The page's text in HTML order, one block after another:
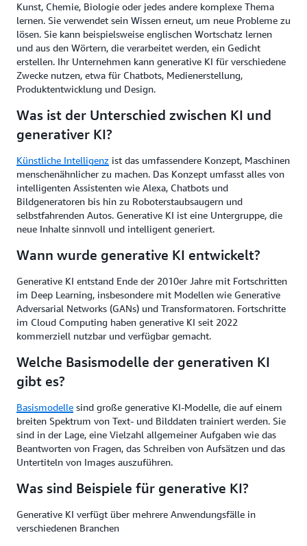
Kunst, Chemie, Biologie oder jedes andere komplexe Thema
lernen. Sie verwendet sein Wissen erneut, um neue Probleme zu
lösen. Sie kann beispielsweise englischen Wortschatz lernen
und aus den Wörtern, die verarbeitet werden, ein Gedicht
erstellen. Ihr Unternehmen kann generative KI für verschiedene
Zwecke nutzen, etwa für Chatbots, Medienerstellung,
Produktentwicklung und Design.
Was ist der Unterschied zwischen KI und
generativer KI?
Künstliche Intelligenz ist das umfassendere Konzept, Maschinen
menschenähnlicher zu machen. Das Konzept umfasst alles von
intelligenten Assistenten wie Alexa, Chatbots und
Bildgeneratoren bis hin zu Roboterstaubsaugern und
selbstfahrenden Autos. Generative KI ist eine Untergruppe, die
neue Inhalte sinnvoll und intelligent generiert.
Wann wurde generative KI entwickelt?
Generative KI entstand Ende der 2010er Jahre mit Fortschritten
im Deep Learning, insbesondere mit Modellen wie Generative
Adversarial Networks (GANs) und Transformatoren. Fortschritte
im Cloud Computing haben generative KI seit 2022
kommerziell nutzbar und verfügbar gemacht.
Welche Basismodelle der generativen KI
gibt es?
Basismodelle sind große generative KI-Modelle, die auf einem
breiten Spektrum von Text- und Bilddaten trainiert werden. Sie
sind in der Lage, eine Vielzahl allgemeiner Aufgaben wie das
Beantworten von Fragen, das Schreiben von Aufsätzen und das
Untertiteln von Images auszuführen.
Was sind Beispiele für generative KI?
Generative KI verfügt über mehrere Anwendungsfälle in
verschiedenen Branchen